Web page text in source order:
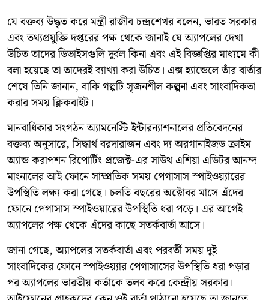
যে বক্তব্য উদ্ধৃত করে মন্ত্রী রাজীব চন্দ্রশেখর বলেন, ভারত সরকার
এবং তথ্যপ্রযুক্তি দপ্তরের পক্ষ থেকে জানাই যে অ্যাপলের দেখা
উচিত তাদের ডিভাইসগুলি দুর্বল কিনা এবং এই বিজ্ঞপ্তির মাধ্যমে কী
বলা হয়েছে তা তাদেরই ব্যাখ্যা করা উচিত। এক্স হ্যান্ডেলে তাঁর বার্তার
শেষে তিনি জানান, বাকি গল্পটি সৃজনশীল কল্পনা এবং সাংবাদিকতা
করার সময় ক্লিকবাইট।
মানবাধিকার সংগঠন অ্যামনেস্টি ইন্টারন্যাশনালের প্রতিবেদনের
বক্তব্য অনুসারে, সিদ্ধার্থ বরদারাজন এবং দ্য অরগানাইজড ক্রাইম
অ্যান্ড করাপশন রিপোর্টিং প্রজেক্ট-এর সাউথ এশিয়া এডিটর আনন্দ
মাংনালের আই ফোনে সাম্প্রতিক সময় পেগাসাস স্পাইওয়্যারের
উপস্থিতি লক্ষ্য করা গেছে। চলতি বছরের অক্টোবর মাসে এঁদের
ফোনে পেগাসাস স্পাইওয়ারের উপস্থিতি ধরা পড়ে। এর আগেই
অ্যাপলের পক্ষ থেকে এঁদের কাছে সতর্কবার্তা আসে।
জানা গেছে, অ্যাপলের সতর্কবার্তা এবং পরবর্তী সময় দুই
সাংবাদিকের ফোনে স্পাইওয়্যার পেগাসাসের উপস্থিতি ধরা পড়ার
পর অ্যাপলের ভারতীয় কর্তাকে তলব করে কেন্দ্রীয় সরকার।